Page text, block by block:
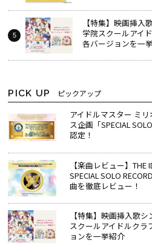
【特集】映画挿入
学院スクールアイ
各バージョンを一
PICK UP ピックアップ
アイドルマスター ミ
ス企画「SPECIAL
認定！
【楽曲レビュー】THE
SPECIAL SOLO
曲を徹底レビュー！
【特集】映画挿入歌
スクールアイドルク
ョンを一挙紹介